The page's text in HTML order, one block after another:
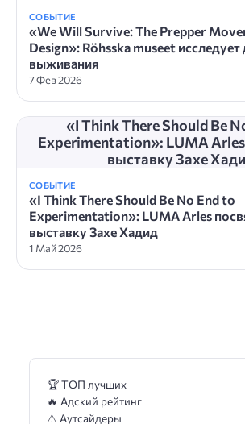
СОБЫТИЕ
«We Will Survive: The Prepper
Design»: Röhsska museet исследует
выживания
7 Фев 2026
«I Think There Should Be
Experimentation»: LUMA
выставку Захе
СОБЫТИЕ
«I Think There Should Be No End to
Experimentation»: LUMA Arles
выставку Захе Хадид
1 Май 2026
🏆 ТОП лучших
🔥 Адский рейтинг
⚠️ Аутсайдеры